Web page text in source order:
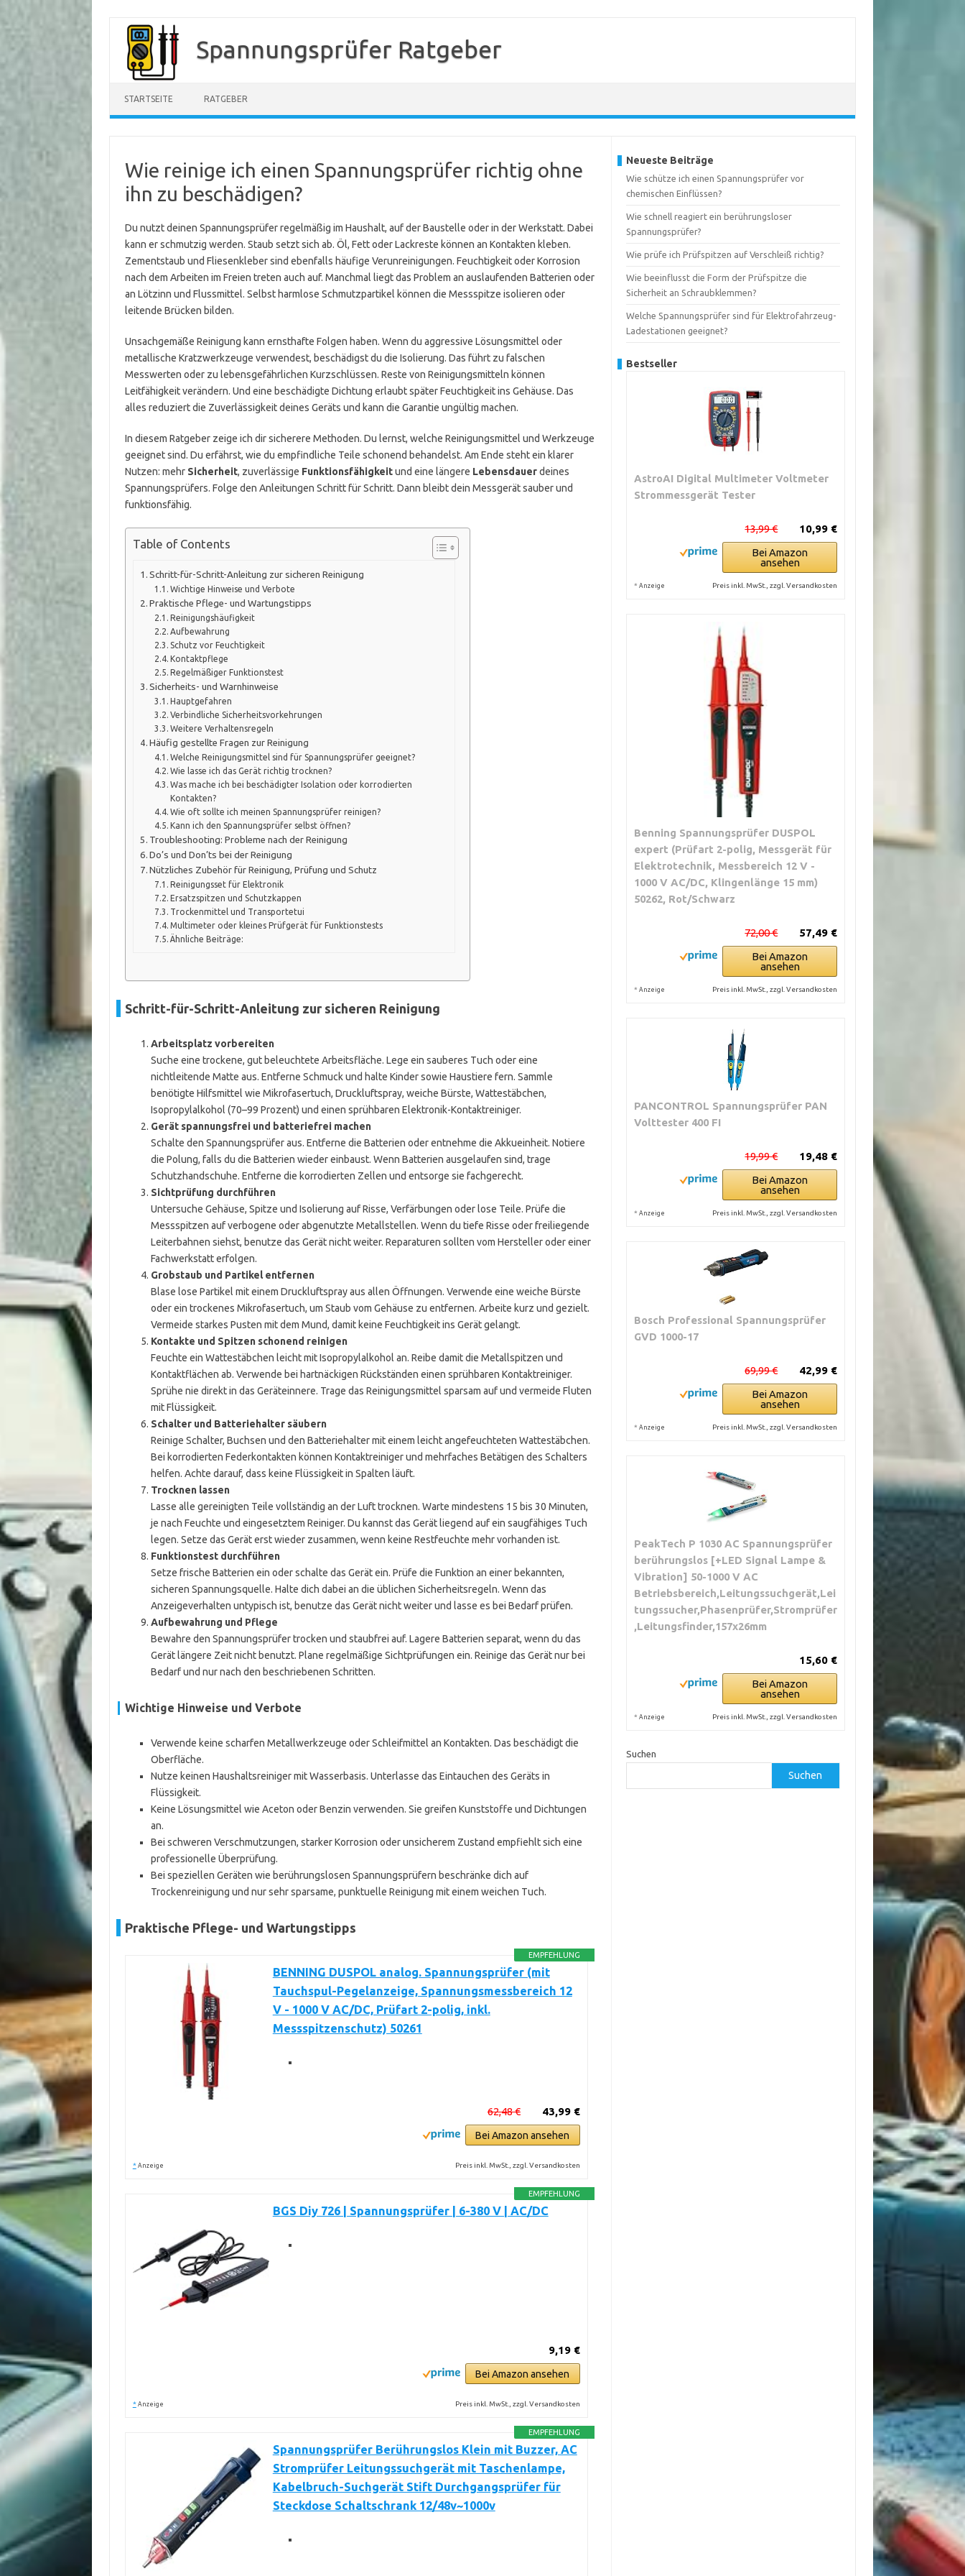
Inhalt
springen
Spannungsprüfer Ratgeber
STARTSEITE RATGEBER
Wie reinige ich einen Spannungsprüfer richtig ohne
ihn zu beschädigen?
Du nutzt deinen Spannungsprüfer regelmäßig im Haushalt, auf der Baustelle oder in der Werkstatt. Dabei
kann er schmutzig werden. Staub setzt sich ab. Öl, Fett oder Lackreste können an Kontakten kleben.
Zementstaub und Fliesenkleber sind ebenfalls häufige Verunreinigungen. Feuchtigkeit oder Korrosion
nach dem Arbeiten im Freien treten auch auf. Manchmal liegt das Problem an auslaufenden Batterien oder
an Lötzinn und Flussmittel. Selbst harmlose Schmutzpartikel können die Messspitze isolieren oder
leitende Brücken bilden.
Unsachgemäße Reinigung kann ernsthafte Folgen haben. Wenn du aggressive Lösungsmittel oder
metallische Kratzwerkzeuge verwendest, beschädigst du die Isolierung. Das führt zu falschen
Messwerten oder zu lebensgefährlichen Kurzschlüssen. Reste von Reinigungsmitteln können
Leitfähigkeit verändern. Und eine beschädigte Dichtung erlaubt später Feuchtigkeit ins Gehäuse. Das
alles reduziert die Zuverlässigkeit deines Geräts und kann die Garantie ungültig machen.
In diesem Ratgeber zeige ich dir sicherere Methoden. Du lernst, welche Reinigungsmittel und Werkzeuge
geeignet sind. Du erfährst, wie du empfindliche Teile schonend behandelst. Am Ende steht ein klarer
Nutzen: mehr Sicherheit, zuverlässige Funktionsfähigkeitund eine längere Lebensdauerdeines
Spannungsprüfers. Folge den Anleitungen Schritt für Schritt. Dann bleibt dein Messgerät sauber und
funktionsfähig.
Table of Contents
Schritt-für-Schritt-Anleitung zur sicheren Reinigung
Wichtige Hinweise und Verbote
Praktische Pflege- und Wartungstipps
Reinigungshäufigkeit
Aufbewahrung
Schutz vor Feuchtigkeit
Kontaktpflege
Regelmäßiger Funktionstest
Sicherheits- und Warnhinweise
Hauptgefahren
Verbindliche Sicherheitsvorkehrungen
Weitere Verhaltensregeln
Häufig gestellte Fragen zur Reinigung
Welche Reinigungsmittel sind für Spannungsprüfer geeignet?
Wie lasse ich das Gerät richtig trocknen?
Was mache ich bei beschädigter Isolation oder korrodierten
Kontakten?
Wie oft sollte ich meinen Spannungsprüfer reinigen?
Kann ich den Spannungsprüfer selbst öffnen?
Troubleshooting: Probleme nach der Reinigung
Do’s und Don’ts bei der Reinigung
Nützliches Zubehör für Reinigung, Prüfung und Schutz
Reinigungsset für Elektronik
Ersatzspitzen und Schutzkappen
Trockenmittel und Transportetui
Multimeter oder kleines Prüfgerät für Funktionstests
Ähnliche Beiträge:
Schritt-für-Schritt-Anleitung zur sicheren Reinigung
Arbeitsplatz vorbereiten
Suche eine trockene, gut beleuchtete Arbeitsfläche. Lege ein sauberes Tuch oder eine
nichtleitende Matte aus. Entferne Schmuck und halte Kinder sowie Haustiere fern. Sammle
benötigte Hilfsmittel wie Mikrofasertuch, Druckluftspray, weiche Bürste, Wattestäbchen,
Isopropylalkohol (70–99 Prozent) und einen sprühbaren Elektronik-Kontaktreiniger.
Gerät spannungsfrei und batteriefrei machen
Schalte den Spannungsprüfer aus. Entferne die Batterien oder entnehme die Akkueinheit. Notiere
die Polung, falls du die Batterien wieder einbaust. Wenn Batterien ausgelaufen sind, trage
Schutzhandschuhe. Entferne die korrodierten Zellen und entsorge sie fachgerecht.
Sichtprüfung durchführen
Untersuche Gehäuse, Spitze und Isolierung auf Risse, Verfärbungen oder lose Teile. Prüfe die
Messspitzen auf verbogene oder abgenutzte Metallstellen. Wenn du tiefe Risse oder freiliegende
Leiterbahnen siehst, benutze das Gerät nicht weiter. Reparaturen sollten vom Hersteller oder einer
Fachwerkstatt erfolgen.
Grobstaub und Partikel entfernen
Blase lose Partikel mit einem Druckluftspray aus allen Öffnungen. Verwende eine weiche Bürste
oder ein trockenes Mikrofasertuch, um Staub vom Gehäuse zu entfernen. Arbeite kurz und gezielt.
Vermeide starkes Pusten mit dem Mund, damit keine Feuchtigkeit ins Gerät gelangt.
Kontakte und Spitzen schonend reinigen
Feuchte ein Wattestäbchen leicht mit Isopropylalkohol an. Reibe damit die Metallspitzen und
Kontaktflächen ab. Verwende bei hartnäckigen Rückständen einen sprühbaren Kontaktreiniger.
Sprühe nie direkt in das Geräteinnere. Trage das Reinigungsmittel sparsam auf und vermeide Fluten
mit Flüssigkeit.
Schalter und Batteriehalter säubern
Reinige Schalter, Buchsen und den Batteriehalter mit einem leicht angefeuchteten Wattestäbchen.
Bei korrodierten Federkontakten können Kontaktreiniger und mehrfaches Betätigen des Schalters
helfen. Achte darauf, dass keine Flüssigkeit in Spalten läuft.
Trocknen lassen
Lasse alle gereinigten Teile vollständig an der Luft trocknen. Warte mindestens 15 bis 30 Minuten,
je nach Feuchte und eingesetztem Reiniger. Du kannst das Gerät liegend auf ein saugfähiges Tuch
legen. Setze das Gerät erst wieder zusammen, wenn keine Restfeuchte mehr vorhanden ist.
Funktionstest durchführen
Setze frische Batterien ein oder schalte das Gerät ein. Prüfe die Funktion an einer bekannten,
sicheren Spannungsquelle. Halte dich dabei an die üblichen Sicherheitsregeln. Wenn das
Anzeigeverhalten untypisch ist, benutze das Gerät nicht weiter und lasse es bei Bedarf prüfen.
Aufbewahrung und Pflege
Bewahre den Spannungsprüfer trocken und staubfrei auf. Lagere Batterien separat, wenn du das
Gerät längere Zeit nicht benutzt. Plane regelmäßige Sichtprüfungen ein. Reinige das Gerät nur bei
Bedarf und nur nach den beschriebenen Schritten.
Wichtige Hinweise und Verbote
Verwende keine scharfen Metallwerkzeuge oder Schleifmittel an Kontakten. Das beschädigt die
Oberfläche.
Nutze keinen Haushaltsreiniger mit Wasserbasis. Unterlasse das Eintauchen des Geräts in
Flüssigkeit.
Keine Lösungsmittel wie Aceton oder Benzin verwenden. Sie greifen Kunststoffe und Dichtungen
an.
Bei schweren Verschmutzungen, starker Korrosion oder unsicherem Zustand empfiehlt sich eine
professionelle Überprüfung.
Bei speziellen Geräten wie berührungslosen Spannungsprüfern beschränke dich auf
Trockenreinigung und nur sehr sparsame, punktuelle Reinigung mit einem weichen Tuch.
Praktische Pflege- und Wartungstipps
EMPFEHLUNG
BENNING DUSPOL analog. Spannungsprüfer (mit
Tauchspul-Pegelanzeige, Spannungsmessbereich 12
V - 1000 V AC/DC, Prüfart 2-polig, inkl.
Messspitzenschutz) 50261
43,99 €
62,48 €
Bei Amazon ansehen
* Anzeige Preis inkl. MwSt., zzgl. Versandkosten
EMPFEHLUNG
BGS Diy 726 | Spannungsprüfer | 6-380 V | AC/DC
9,19 €
Bei Amazon ansehen
* Anzeige Preis inkl. MwSt., zzgl. Versandkosten
EMPFEHLUNG
Spannungsprüfer Berührungslos Klein mit Buzzer, AC
Stromprüfer Leitungssuchgerät mit Taschenlampe,
Kabelbruch-Suchgerät Stift Durchgangsprüfer für
Steckdose Schaltschrank 12/48v~1000v
Neueste Beiträge
Wie schütze ich einen Spannungsprüfer vor
chemischen Einflüssen?
Wie schnell reagiert ein berührungsloser
Spannungsprüfer?
Wie prüfe ich Prüfspitzen auf Verschleiß richtig?
Wie beeinflusst die Form der Prüfspitze die
Sicherheit an Schraubklemmen?
Welche Spannungsprüfer sind für Elektrofahrzeug-
Ladestationen geeignet?
Bestseller
AstroAI Digital Multimeter Voltmeter
Strommessgerät Tester
10,99 €
13,99 €
Bei Amazon
ansehen
* Anzeige Preis inkl. MwSt., zzgl. Versandkosten
Benning Spannungsprüfer DUSPOL
expert (Prüfart 2-polig, Messgerät für
Elektrotechnik, Messbereich 12 V -
1000 V AC/DC, Klingenlänge 15 mm)
50262, Rot/Schwarz
57,49 €
72,00 €
Bei Amazon
ansehen
* Anzeige Preis inkl. MwSt., zzgl. Versandkosten
PANCONTROL Spannungsprüfer PAN
Volttester 400 FI
19,48 €
19,99 €
Bei Amazon
ansehen
* Anzeige Preis inkl. MwSt., zzgl. Versandkosten
Bosch Professional Spannungsprüfer
GVD 1000-17
42,99 €
69,99 €
Bei Amazon
ansehen
* Anzeige Preis inkl. MwSt., zzgl. Versandkosten
PeakTech P 1030 AC Spannungsprüfer
berührungslos [+LED Signal Lampe &
Vibration] 50-1000 V AC
Betriebsbereich,Leitungssuchgerät,Lei
tungssucher,Phasenprüfer,Stromprüfer
,Leitungsfinder,157x26mm
15,60 €
Bei Amazon
ansehen
* Anzeige Preis inkl. MwSt., zzgl. Versandkosten
Suchen
Suchen